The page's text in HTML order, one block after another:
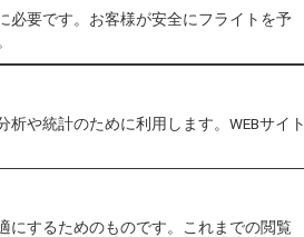
必要です。お客様が安全にフライトを予
や統計のために利用します。WEBサイト
にするためのものです。これまでの閲覧